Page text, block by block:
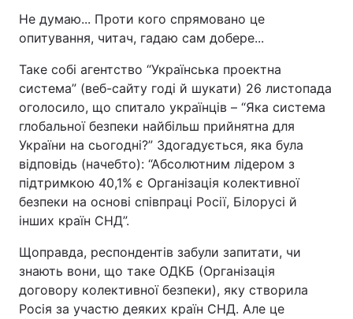
Не думаю... Проти кого спрямовано це
опитування, читач, гадаю сам добере...
Таке собі агентство “Українська проектна
система” (веб-сайту годі й шукати) 26 листопада
оголосило, що спитало українців – “Яка система
глобальної безпеки найбільш прийнятна для
України на сьогодні?” Здогадується, яка була
відповідь (начебто): “Абсолютним лідером з
підтримкою 40,1% є Організація колективної
безпеки на основі співпраці Росії, Білорусі й
інших країн СНД”.
Щоправда, респондентів забули запитати, чи
знають вони, що таке ОДКБ (Організація
договору колективної безпеки), яку створила
Росія за участю деяких країн СНД. Але це